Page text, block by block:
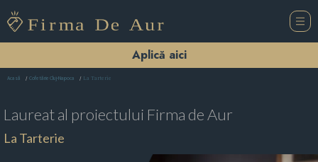
Aplică aici
Acasă Cofetărie Cluj-Napoca La Tarterie
Laureat al proiectului Firma de Aur
La Tarterie